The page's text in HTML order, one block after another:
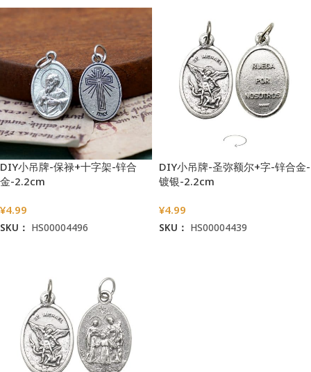
DIY小吊牌-保禄+十字架-锌合
金-2.2cm
¥4.99
SKU： HS00004496
DIY小吊牌-圣弥额尔+字-锌合金-
镀银-2.2cm
¥4.99
SKU： HS00004439